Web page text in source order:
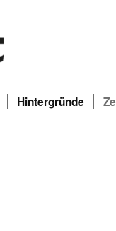
Hintergründe